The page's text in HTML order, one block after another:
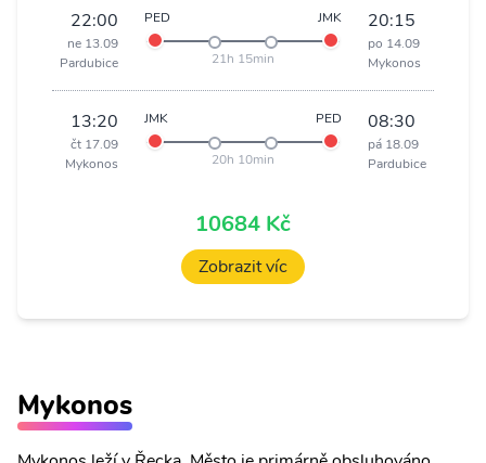
22:00
ne 13.09
Pardubice
PED JMK
21h 15min
20:15
po 14.09
Mykonos
13:20
čt 17.09
Mykonos
JMK PED
20h 10min
08:30
pá 18.09
Pardubice
10684 Kč
Zobrazit víc
Mykonos